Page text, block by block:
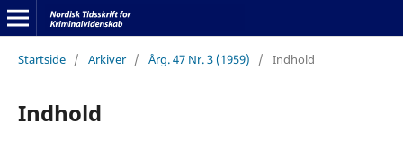
Startside / Arkiver / Årg. 47 Nr. 3 (1959) / Indhold
Indhold